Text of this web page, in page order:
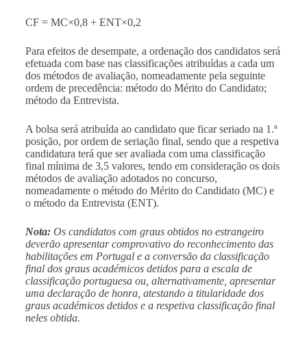
CF = MC×0,8 + ENT×0,2
Para efeitos de desempate, a ordenação dos candidatos será
efetuada com base nas classificações atribuídas a cada um
dos métodos de avaliação, nomeadamente pela seguinte
ordem de precedência: método do Mérito do Candidato;
método da Entrevista.
A bolsa será atribuída ao candidato que ficar seriado na 1.ª
posição, por ordem de seriação final, sendo que a respetiva
candidatura terá que ser avaliada com uma classificação
final mínima de 3,5 valores, tendo em consideração os dois
métodos de avaliação adotados no concurso,
nomeadamente o método do Mérito do Candidato (MC) e
o método da Entrevista (ENT).
Nota:Os candidatos com graus obtidos no estrangeiro
deverão apresentar comprovativo do reconhecimento das
habilitações em Portugal e a conversão da classificação
final dos graus académicos detidos para a escala de
classificação portuguesa ou, alternativamente, apresentar
uma declaração de honra, atestando a titularidade dos
graus académicos detidos e a respetiva classificação final
neles obtida.